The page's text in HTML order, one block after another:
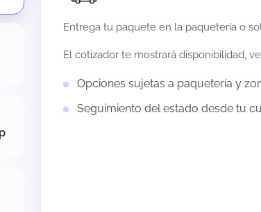
Entrega tu paquete en la paquetería o
El cotizador te mostrará disponibilidad,
Opciones sujetas a paquetería y
Seguimiento del estado desde tu